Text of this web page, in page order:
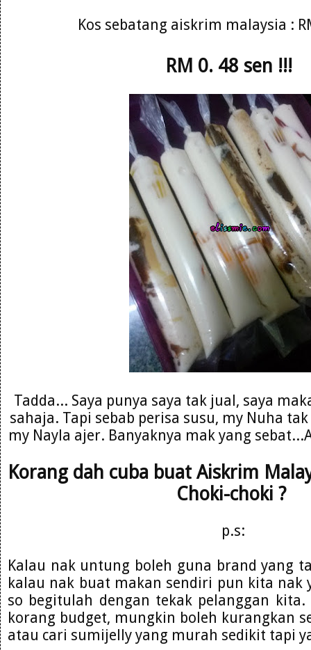
Kos sebatang aiskrim malaysia :
RM 0. 48 sen !!!
Tadda... Saya punya saya tak jual, saya
sahaja. Tapi sebab perisa susu, my Nuha
my Nayla ajer. Banyaknya mak yang
Korang dah cuba buat Aiskrim
Choki-choki ?
p.s:
Kalau nak untung boleh guna brand yang
kalau nak buat makan sendiri pun kita nak
so begitulah dengan tekak pelanggan
korang budget, mungkin boleh kurangkan
atau cari sumijelly yang murah sedikit tapi